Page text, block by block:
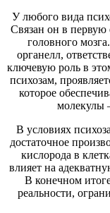
У любого вида
Связан он в
головного
органелл,
ключевую роль в
психозам,
которое
молекулы
В условиях
достаточное
кислорода в
влияет на
В конечном
реальности,